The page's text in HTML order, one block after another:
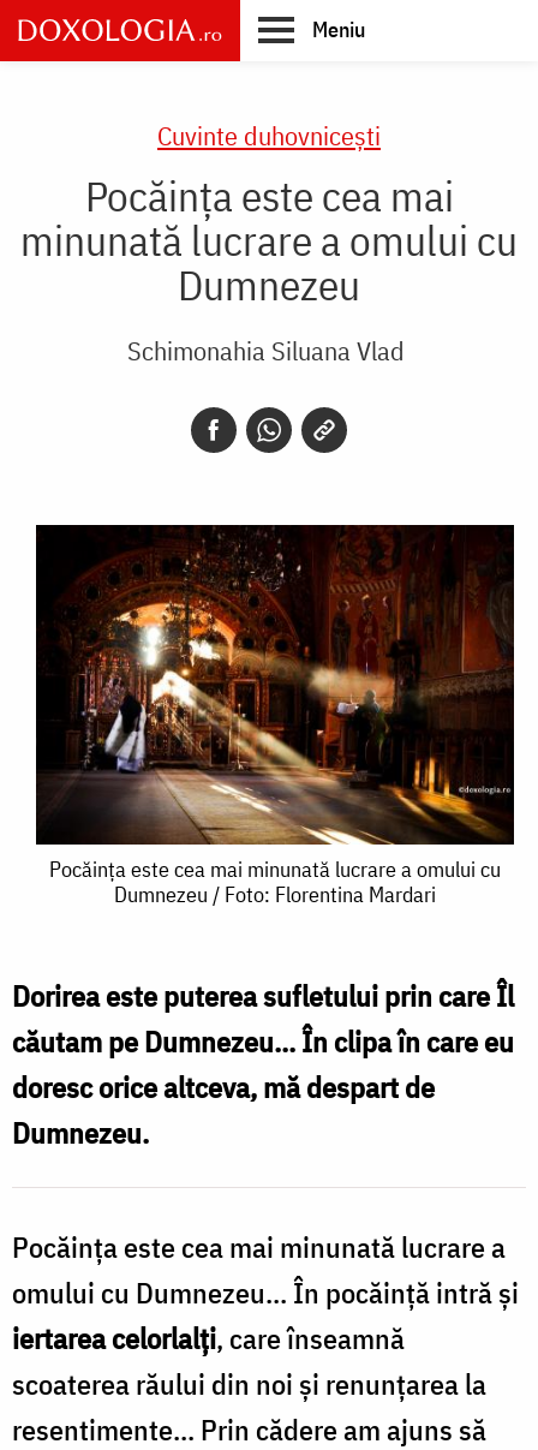
Skip
to
main
Meniu
Cuvinte duhovnicești
Pocăința este cea mai
minunată lucrare a omului cu
Dumnezeu
Schimonahia Siluana Vlad
Pocăința
mai
minunată
lucrare
Dumnezeu
/
Foto:
Florentina
Mardari
Pocăința este cea mai minunată lucrare a omului cu
Dumnezeu / Foto: Florentina Mardari
Dorirea este puterea sufletului prin care Îl
căutam pe Dumnezeu... În clipa în care eu
doresc orice altceva, mă despart de
Dumnezeu.
Pocăința este cea mai minunată lucrare a
omului cu Dumnezeu... În pocăință intră și
iertarea celorlalți, care înseamnă
scoaterea răului din noi și renunțarea la
resentimente... Prin cădere am ajuns să